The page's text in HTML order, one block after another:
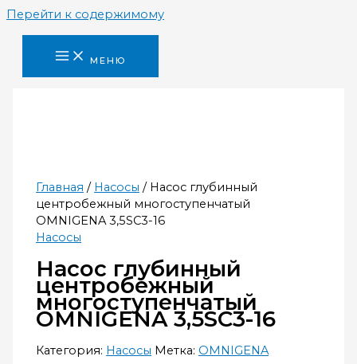
Перейти к содержимому
МЕНЮ
Главная / Насосы / Насос глубинный
центробежный многоступенчатый
OMNIGENA 3,5SC3-16
Насосы
Насос глубинный
центробежный
многоступенчатый
OMNIGENA 3,5SC3-16
Категория: Насосы Метка: OMNIGENA